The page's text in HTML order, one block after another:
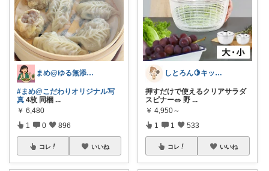
まめ@ゆる無添加でミニマル生活☕
#まめ@こだわりオリジナル写
真 4枚 同梱 ...
￥ 6,480
1 0 896
コレ いいね
しとろん🍋キッチンと暮らしの愛用品
押すだけで使えるクリアサラダ
スピナー🥗 野 ...
￥ 4,950～
1 1 533
コレ いいね